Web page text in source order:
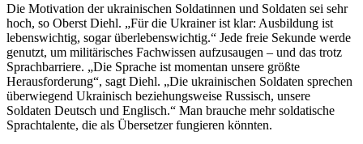
Die Motivation der ukrainischen Soldatinnen und Soldaten sei sehr
hoch, so Oberst Diehl. „Für die Ukrainer ist klar: Ausbildung ist
lebenswichtig, sogar überlebenswichtig.“ Jede freie Sekunde werde
genutzt, um militärisches Fachwissen aufzusaugen – und das trotz
Sprachbarriere. „Die Sprache ist momentan unsere größte
Herausforderung“, sagt Diehl. „Die ukrainischen Soldaten sprechen
überwiegend Ukrainisch beziehungsweise Russisch, unsere
Soldaten Deutsch und Englisch.“ Man brauche mehr soldatische
Sprachtalente, die als Übersetzer fungieren könnten.